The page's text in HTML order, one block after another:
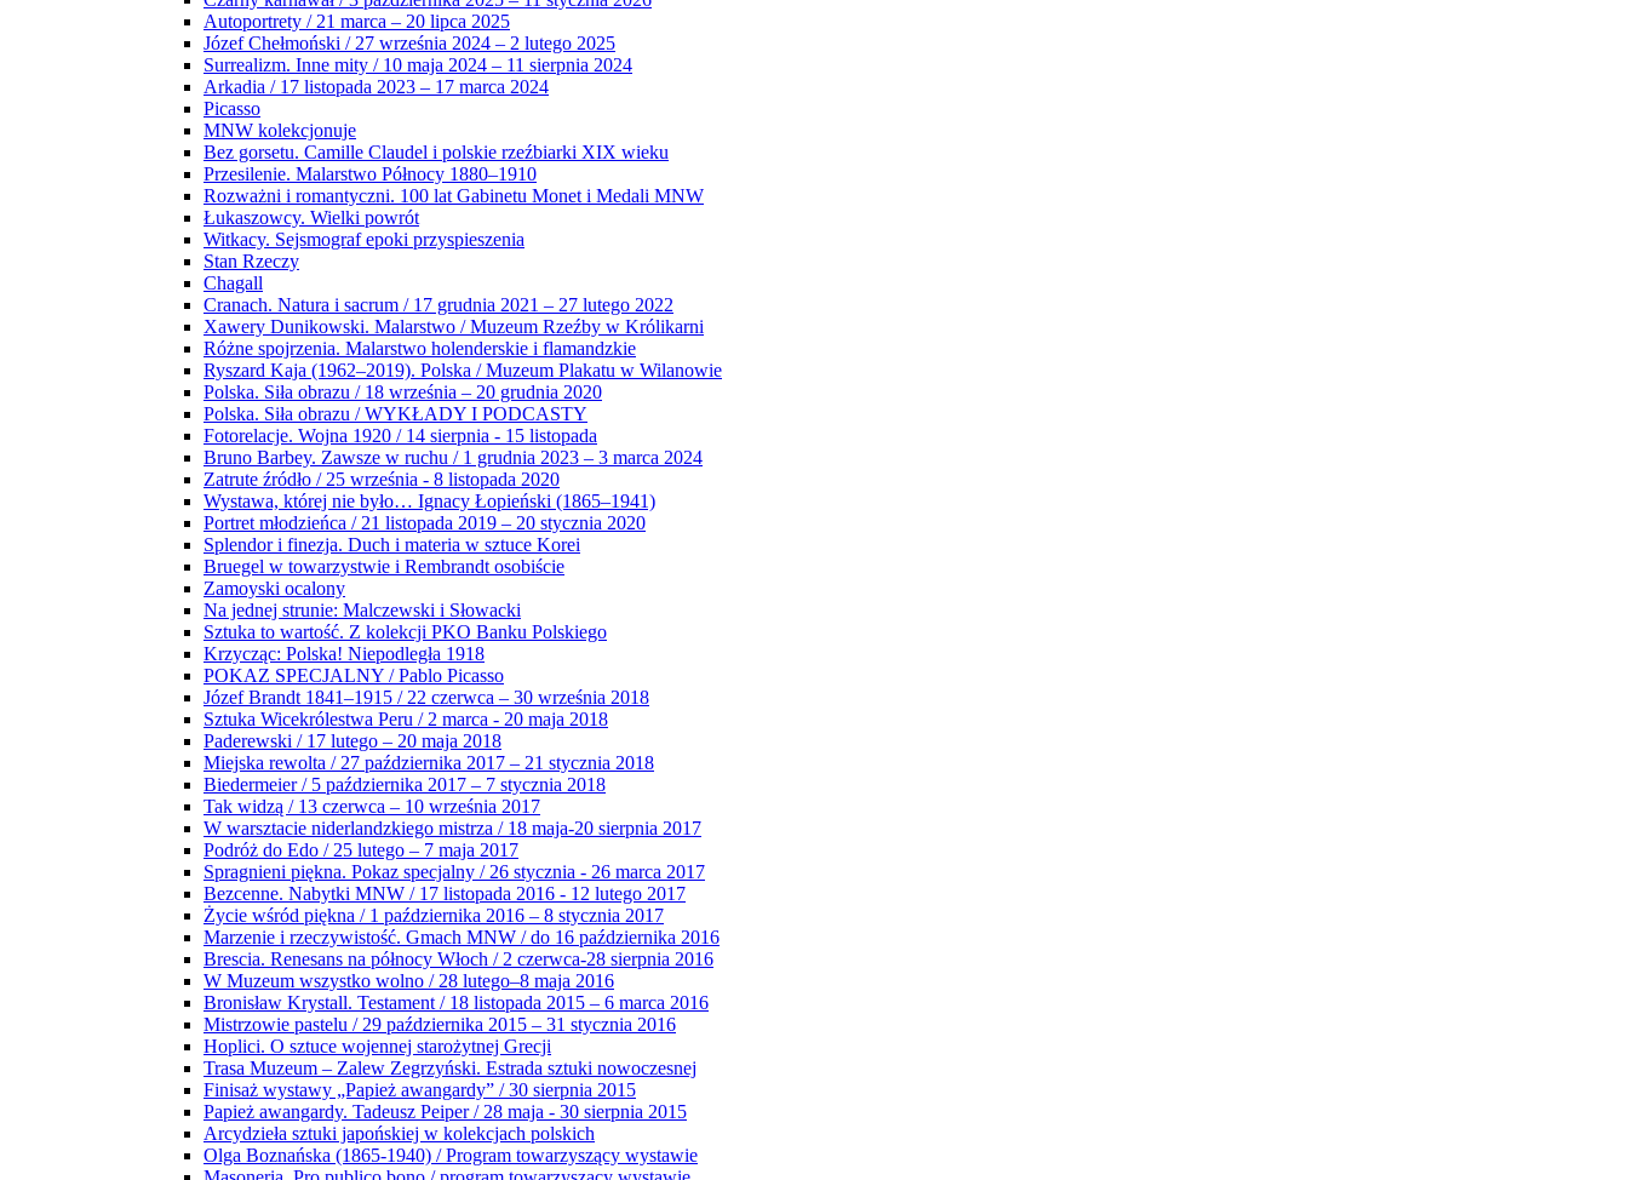
Autoportrety / 21 marca – 20 lipca 2025
Józef Chełmoński / 27 września 2024 – 2 lutego 2025
Surrealizm. Inne mity / 10 maja 2024 – 11 sierpnia 2024
Arkadia / 17 listopada 2023 – 17 marca 2024
Picasso
MNW kolekcjonuje
Bez gorsetu. Camille Claudel i polskie rzeźbiarki XIX wieku
Przesilenie. Malarstwo Północy 1880–1910
Rozważni i romantyczni. 100 lat Gabinetu Monet i Medali MNW
Łukaszowcy. Wielki powrót
Witkacy. Sejsmograf epoki przyspieszenia
Stan Rzeczy
Chagall
Cranach. Natura i sacrum / 17 grudnia 2021 – 27 lutego 2022
Xawery Dunikowski. Malarstwo / Muzeum Rzeźby w Królikarni
Różne spojrzenia. Malarstwo holenderskie i flamandzkie
Ryszard Kaja (1962–2019). Polska / Muzeum Plakatu w Wilanowie
Polska. Siła obrazu / 18 września – 20 grudnia 2020
Polska. Siła obrazu / WYKŁADY I PODCASTY
Fotorelacje. Wojna 1920 / 14 sierpnia - 15 listopada
Bruno Barbey. Zawsze w ruchu / 1 grudnia 2023 – 3 marca 2024
Zatrute źródło / 25 września - 8 listopada 2020
Wystawa, której nie było… Ignacy Łopieński (1865–1941)
Portret młodzieńca / 21 listopada 2019 – 20 stycznia 2020
Splendor i finezja. Duch i materia w sztuce Korei
Bruegel w towarzystwie i Rembrandt osobiście
Zamoyski ocalony
Na jednej strunie: Malczewski i Słowacki
Sztuka to wartość. Z kolekcji PKO Banku Polskiego
Krzycząc: Polska! Niepodległa 1918
POKAZ SPECJALNY / Pablo Picasso
Józef Brandt 1841–1915 / 22 czerwca – 30 września 2018
Sztuka Wicekrólestwa Peru / 2 marca - 20 maja 2018
Paderewski / 17 lutego – 20 maja 2018
Miejska rewolta / 27 października 2017 – 21 stycznia 2018
Biedermeier / 5 października 2017 – 7 stycznia 2018
Tak widzą / 13 czerwca – 10 września 2017
W warsztacie niderlandzkiego mistrza / 18 maja-20 sierpnia 2017
Podróż do Edo / 25 lutego – 7 maja 2017
Spragnieni piękna. Pokaz specjalny / 26 stycznia - 26 marca 2017
Bezcenne. Nabytki MNW / 17 listopada 2016 - 12 lutego 2017
Życie wśród piękna / 1 października 2016 – 8 stycznia 2017
Marzenie i rzeczywistość. Gmach MNW / do 16 października 2016
Brescia. Renesans na północy Włoch / 2 czerwca-28 sierpnia 2016
W Muzeum wszystko wolno / 28 lutego–8 maja 2016
Bronisław Krystall. Testament / 18 listopada 2015 – 6 marca 2016
Mistrzowie pastelu / 29 października 2015 – 31 stycznia 2016
Hoplici. O sztuce wojennej starożytnej Grecji
Trasa Muzeum – Zalew Zegrzyński. Estrada sztuki nowoczesnej
Finisaż wystawy „Papież awangardy” / 30 sierpnia 2015
Papież awangardy. Tadeusz Peiper / 28 maja - 30 sierpnia 2015
Arcydzieła sztuki japońskiej w kolekcjach polskich
Olga Boznańska (1865-1940) / Program towarzyszący wystawie